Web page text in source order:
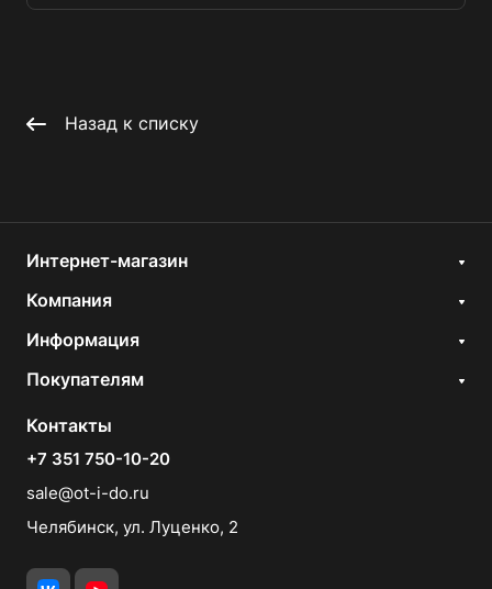
Назад к списку
Интернет-магазин
Компания
Информация
Покупателям
Контакты
+7 351 750-10-20
sale@ot-i-do.ru
Челябинск, ул. Луценко, 2